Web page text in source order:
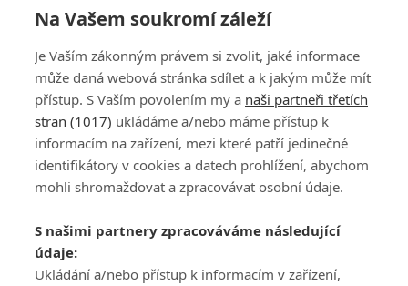
PŘIHLÁSIT
REGISTROVAT
DISKUZE
Šéfredaktorkou webu jePetr Slavík, e-mailserialy@fandimefilmu.cz
Máte-li zájem o inzerci na našem webu napište nám na e-mail
studio@koncal.com
Na Vašem soukromí záleží
Je Vaším zákonným právem si zvolit, jaké informace
může daná webová stránka sdílet a k jakým může mít
přístup. S Vaším povolením my a naši partneři třetích
stran (1017) ukládáme a/nebo máme přístup k
informacím na zařízení, mezi které patří jedinečné
identifikátory v cookies a datech prohlížení, abychom
mohli shromažďovat a zpracovávat osobní údaje.
S našimi partnery zpracováváme následující
údaje:
Ukládání a/nebo přístup k informacím v zařízení,